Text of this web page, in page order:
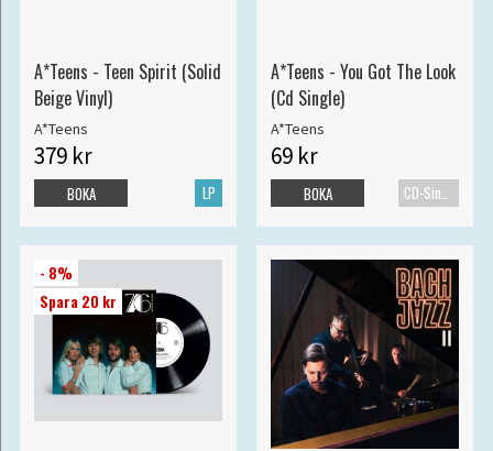
A*Teens - Teen Spirit (Solid
Beige Vinyl)
A*Teens
379 kr
LP
BOKA
A*Teens - You Got The Look
(Cd Single)
A*Teens
69 kr
BOKA
- 8%
Spara 20 kr